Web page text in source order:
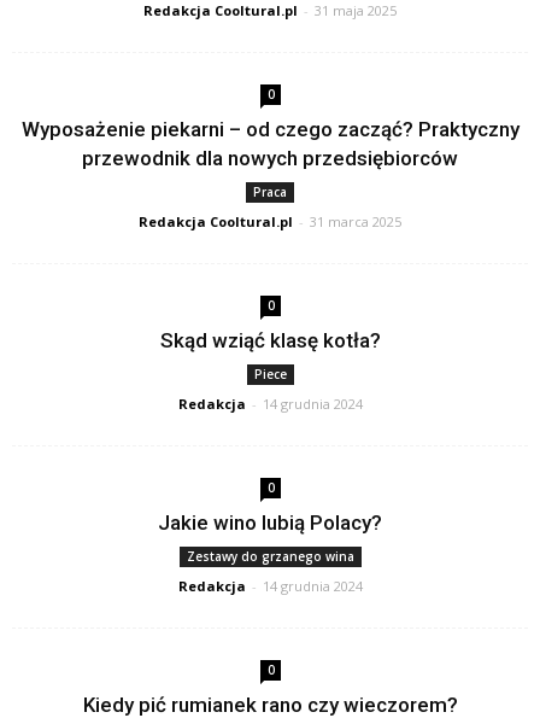
Redakcja Cooltural.pl - 31 maja 2025
0
Wyposażenie piekarni – od czego zacząć? Praktyczny
przewodnik dla nowych przedsiębiorców
Praca
Redakcja Cooltural.pl - 31 marca 2025
0
Skąd wziąć klasę kotła?
Piece
Redakcja - 14 grudnia 2024
0
Jakie wino lubią Polacy?
Zestawy do grzanego wina
Redakcja - 14 grudnia 2024
0
Kiedy pić rumianek rano czy wieczorem?